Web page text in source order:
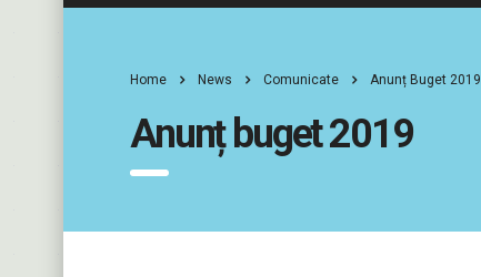
Home News Comunicate Anunț Buget 2019
Anunț buget 2019